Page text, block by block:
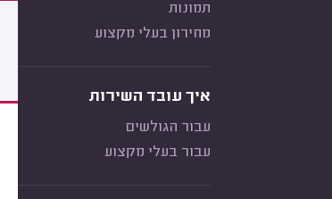
תמונות
מחירון בעלי מקצוע
איך עובד השירות
עבור הגולשים
עבור בעלי מקצוע